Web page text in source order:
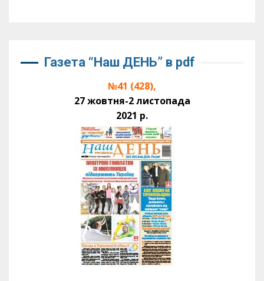
Газета “Наш ДЕНЬ” в pdf
№41 (428),
27 жовтня-2 листопада
2021 р.